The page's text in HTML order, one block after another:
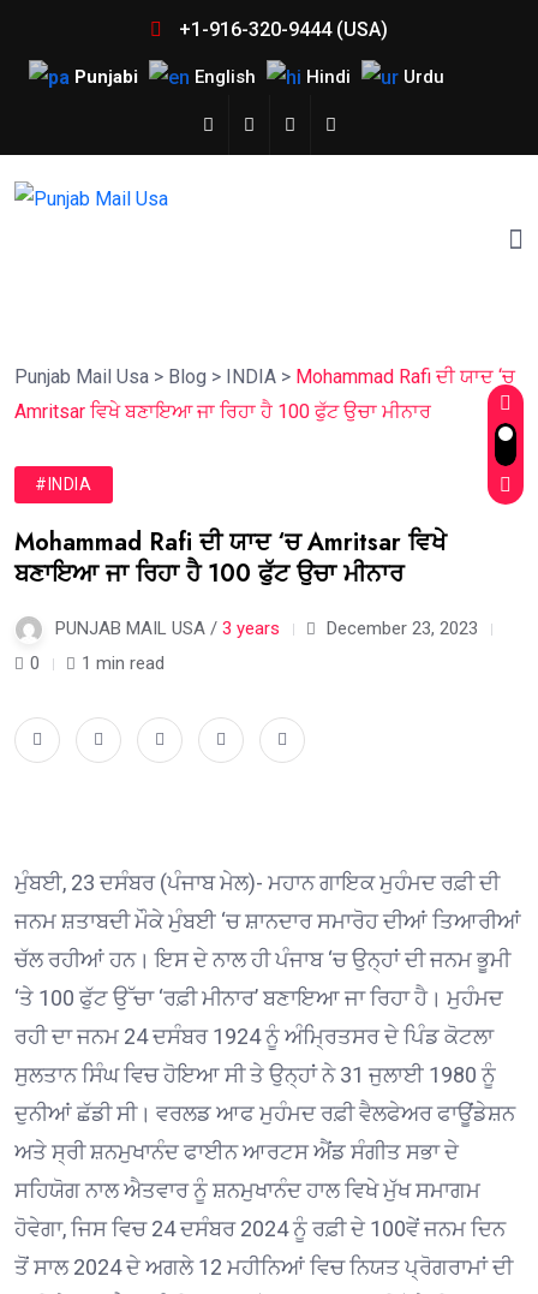
+1-916-320-9444 (USA)
Punjabi English Hindi Urdu
Punjab Mail Usa > Blog > INDIA > Mohammad Rafi ਦੀ ਯਾਦ ‘ਚ
Amritsar ਵਿਖੇ ਬਣਾਇਆ ਜਾ ਰਿਹਾ ਹੈ 100 ਫੁੱਟ ਉਚਾ ਮੀਨਾਰ
#INDIA
Mohammad Rafi ਦੀ ਯਾਦ ‘ਚ Amritsar ਵਿਖੇ
ਬਣਾਇਆ ਜਾ ਰਿਹਾ ਹੈ 100 ਫੁੱਟ ਉਚਾ ਮੀਨਾਰ
PUNJAB MAIL USA / 3 years
December 23, 2023
0
1 min read
ਮੁੰਬਈ, 23 ਦਸੰਬਰ (ਪੰਜਾਬ ਮੇਲ)- ਮਹਾਨ ਗਾਇਕ ਮੁਹੰਮਦ ਰਫ਼ੀ ਦੀ
ਜਨਮ ਸ਼ਤਾਬਦੀ ਮੌਕੇ ਮੁੰਬਈ ‘ਚ ਸ਼ਾਨਦਾਰ ਸਮਾਰੋਹ ਦੀਆਂ ਤਿਆਰੀਆਂ
ਚੱਲ ਰਹੀਆਂ ਹਨ। ਇਸ ਦੇ ਨਾਲ ਹੀ ਪੰਜਾਬ ‘ਚ ਉਨ੍ਹਾਂ ਦੀ ਜਨਮ ਭੂਮੀ
‘ਤੇ 100 ਫੁੱਟ ਉੱਚਾ ‘ਰਫ਼ੀ ਮੀਨਾਰ’ ਬਣਾਇਆ ਜਾ ਰਿਹਾ ਹੈ। ਮੁਹੰਮਦ
ਰਹੀ ਦਾ ਜਨਮ 24 ਦਸੰਬਰ 1924 ਨੂੰ ਅੰਮ੍ਰਿਤਸਰ ਦੇ ਪਿੰਡ ਕੋਟਲਾ
ਸੁਲਤਾਨ ਸਿੰਘ ਵਿਚ ਹੋਇਆ ਸੀ ਤੇ ਉਨ੍ਹਾਂ ਨੇ 31 ਜੁਲਾਈ 1980 ਨੂੰ
ਦੁਨੀਆਂ ਛੱਡੀ ਸੀ। ਵਰਲਡ ਆਫ ਮੁਹੰਮਦ ਰਫ਼ੀ ਵੈਲਫੇਅਰ ਫਾਊਂਡੇਸ਼ਨ
ਅਤੇ ਸ੍ਰੀ ਸ਼ਨਮੁਖਾਨੰਦ ਫਾਈਨ ਆਰਟਸ ਐਂਡ ਸੰਗੀਤ ਸਭਾ ਦੇ
ਸਹਿਯੋਗ ਨਾਲ ਐਤਵਾਰ ਨੂੰ ਸ਼ਨਮੁਖਾਨੰਦ ਹਾਲ ਵਿਖੇ ਮੁੱਖ ਸਮਾਗਮ
ਹੋਵੇਗਾ, ਜਿਸ ਵਿਚ 24 ਦਸੰਬਰ 2024 ਨੂੰ ਰਫ਼ੀ ਦੇ 100ਵੇਂ ਜਨਮ ਦਿਨ
ਤੋਂ ਸਾਲ 2024 ਦੇ ਅਗਲੇ 12 ਮਹੀਨਿਆਂ ਵਿਚ ਨਿਯਤ ਪ੍ਰੋਗਰਾਮਾਂ ਦੀ